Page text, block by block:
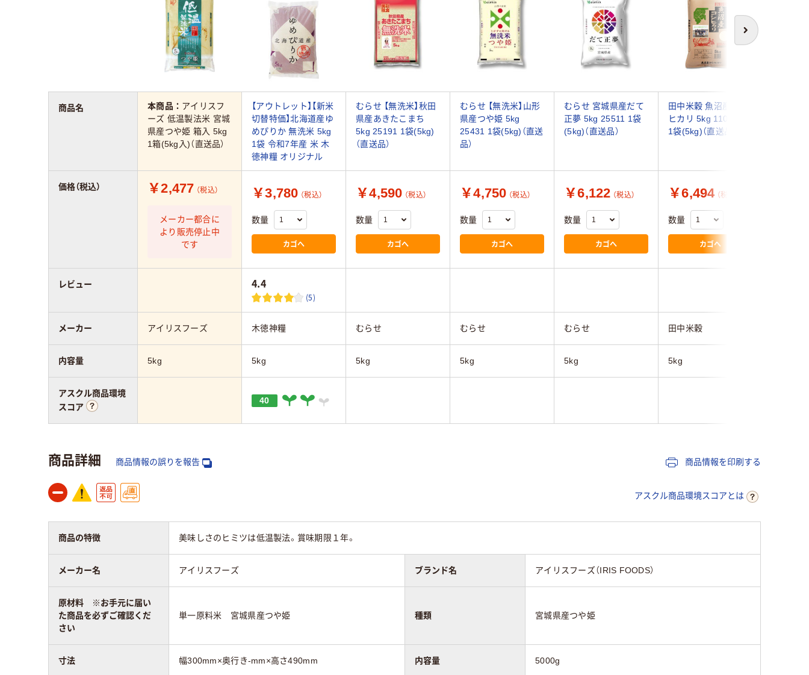
次へ
本商品： アイリスフ
ーズ 低温製法米 宮城
県産つや姫 箱入 5kg
1箱(5kg入)（直送品）
【アウトレット】【新米
切替特価】北海道産ゆ
めぴりか 無洗米 5kg
1袋 令和7年産 米 木
徳神糧 オリジナル
むらせ 【無洗米】秋田
県産あきたこまち
5kg 25191 1袋(5kg)
（直送品）
むらせ 【無洗米】山形
県産つや姫 5kg
25431 1袋(5kg)（直送
品）
むらせ 宮城県産だて
正夢 5kg 25511 1袋
(5kg)（直送品）
田中米穀 魚沼産コシ
ヒカリ 5kg 1101241
1袋(5kg)（直送品）
￥2,477 （税込）
メーカー都合に
より販売停止中
です
￥3,780 （税込）
数量
カゴへ
￥4,590 （税込）
数量
カゴへ
￥4,750 （税込）
数量
カゴへ
￥6,122 （税込）
数量
カゴへ
￥6,494 （税込）
数量
カゴへ
4.4
(5)
アイリスフーズ 木徳神糧 むらせ むらせ むらせ 田中米穀
5kg 5kg 5kg 5kg 5kg 5kg
40
商品名
価格（税込）
レビュー
メーカー
内容量
アスクル商品環境
スコア
商品詳細 商品情報の誤りを報告 商品情報を印刷する
アスクル商品環境スコアとは
商品の特徴 美味しさのヒミツは低温製法。賞味期限１年。
メーカー名 アイリスフーズ ブランド名 アイリスフーズ（IRIS FOODS）
原材料 ※お手元に届い
た商品を必ずご確認くだ
さい
単一原料米 宮城県産つや姫 種類 宮城県産つや姫
寸法 幅300mm×奥行き-mm×高さ490mm 内容量 5000g